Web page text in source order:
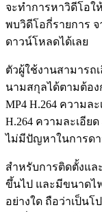
จะทำการหาวิดีโอใ
พบวิดีโอกี่รายการ
ดาวน์โหลดได้เลย
ตัวผู้ใช้งานสามาร
นามสกุลได้ตามต้อง
MP4 H.264 ความล
H.264 ความละเอีย
ไม่มีปัญหาในการด
สำหรับการติดตั้งแล
ขึ้นไป และมีขนาดไ
อย่างใด ถือว่าเป็น